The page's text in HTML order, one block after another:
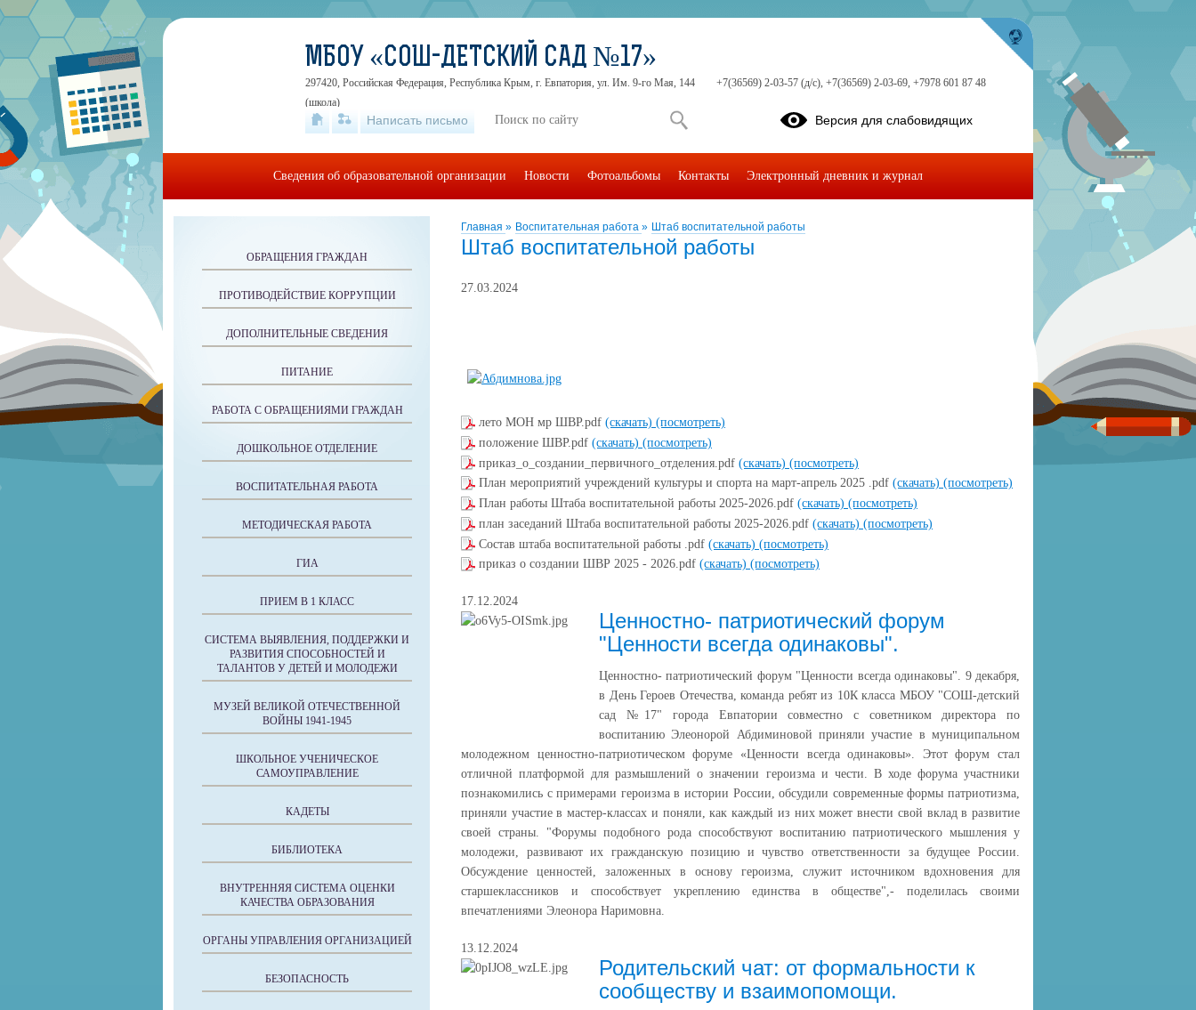
Главная » Воспитательная работа » Штаб воспитательной работы
Штаб воспитательной работы
27.03.2024
лето МОН мр ШВР.pdf (скачать) (посмотреть)
положение ШВР.pdf (скачать) (посмотреть)
приказ_о_создании_первичного_отделения.pdf (скачать) (посмотреть)
План мероприятий учреждений культуры и спорта на март-апрель 2025 .pdf (скачать) (посмотреть)
План работы Штаба воспитательной работы 2025-2026.pdf (скачать) (посмотреть)
план заседаний Штаба воспитательной работы 2025-2026.pdf (скачать) (посмотреть)
Состав штаба воспитательной работы .pdf (скачать) (посмотреть)
приказ о создании ШВР 2025 - 2026.pdf (скачать) (посмотреть)
17.12.2024
Ценностно- патриотический форум
"Ценности всегда одинаковы".
Ценностно- патриотический форум "Ценности всегда одинаковы". 9 декабря,
в День Героев Отечества, команда ребят из 10К класса МБОУ "СОШ-детский
сад №17" города Евпатории совместно с советником директора по
воспитанию Элеонорой Абдиминовой приняли участие в муниципальном
молодежном ценностно-патриотическом форуме «Ценности всегда одинаковы». Этот форум стал
отличной платформой для размышлений о значении героизма и чести. В ходе форума участники
познакомились с примерами героизма в истории России, обсудили современные формы патриотизма,
приняли участие в мастер-классах и поняли, как каждый из них может внести свой вклад в развитие
своей страны. "Форумы подобного рода способствуют воспитанию патриотического мышления у
молодежи, развивают их гражданскую позицию и чувство ответственности за будущее России.
Обсуждение ценностей, заложенных в основу героизма, служит источником вдохновения для
старшеклассников и способствует укреплению единства в обществе",- поделилась своими
впечатлениями Элеонора Наримовна.
13.12.2024
Родительский чат: от формальности к
сообществу и взаимопомощи.
ОБРАЩЕНИЯ ГРАЖДАН
ПРОТИВОДЕЙСТВИЕ КОРРУПЦИИ
ДОПОЛНИТЕЛЬНЫЕ СВЕДЕНИЯ
ПИТАНИЕ
РАБОТА С ОБРАЩЕНИЯМИ ГРАЖДАН
ДОШКОЛЬНОЕ ОТДЕЛЕНИЕ
ВОСПИТАТЕЛЬНАЯ РАБОТА
МЕТОДИЧЕСКАЯ РАБОТА
ГИА
ПРИЕМ В 1 КЛАСС
СИСТЕМА ВЫЯВЛЕНИЯ, ПОДДЕРЖКИ И
РАЗВИТИЯ СПОСОБНОСТЕЙ И
ТАЛАНТОВ У ДЕТЕЙ И МОЛОДЕЖИ
МУЗЕЙ ВЕЛИКОЙ ОТЕЧЕСТВЕННОЙ
ВОЙНЫ 1941-1945
ШКОЛЬНОЕ УЧЕНИЧЕСКОЕ
САМОУПРАВЛЕНИЕ
КАДЕТЫ
БИБЛИОТЕКА
ВНУТРЕННЯЯ СИСТЕМА ОЦЕНКИ
КАЧЕСТВА ОБРАЗОВАНИЯ
ОРГАНЫ УПРАВЛЕНИЯ ОРГАНИЗАЦИЕЙ
БЕЗОПАСНОСТЬ
МБОУ «СОШ-ДЕТСКИЙ САД №17»
297420, Российская Федерация, Республика Крым, г. Евпатория, ул. Им. 9-го Мая, 144
+7(36569) 2-03-57 (д/с), +7(36569) 2-03-69, +7978 601 87 48
(школа)
Написать письмо Версия для слабовидящих
Сведения об образовательной организации Новости Фотоальбомы Контакты Электронный дневник и журнал